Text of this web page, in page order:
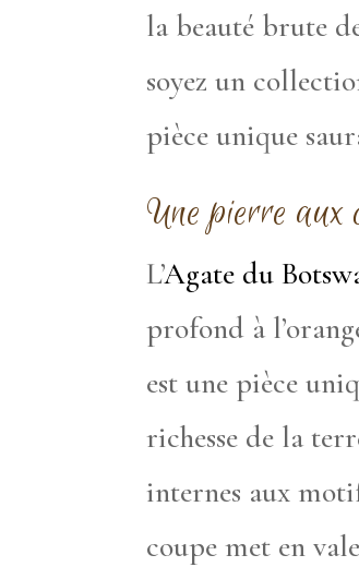
la beauté brute
soyez un
pièce unique
Une pierre aux
L’Agate du
profond à
est une pièce
richesse de la
internes aux
coupe met en